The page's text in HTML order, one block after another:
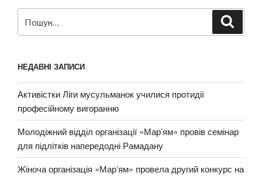
за
НЕДАВНІ ЗАПИСИ
Активістки Ліги мусульманок училися протидії
професійному вигоранню
Молодіжний відділ організації «Мар’ям» провів семінар
для підлітків напередодні Рамадану
Жіноча організація «Мар’ям» провела другий конкурс на